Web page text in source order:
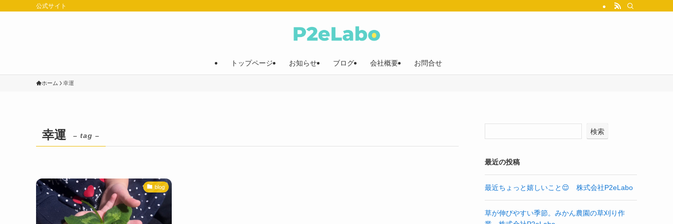
公式サイト
トップページ お知らせ ブログ 会社概要 お問合せ
ホーム 幸運
幸運 – tag –
blog
検索
最近の投稿
最近ちょっと嬉しいこと😌 株式会社P2eLabo
草が伸びやすい季節。みかん農園の草刈り作